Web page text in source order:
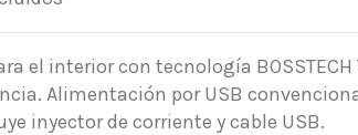
el interior con tecnología BOSSTECH
Alimentación por USB
inyector de corriente y cable USB.